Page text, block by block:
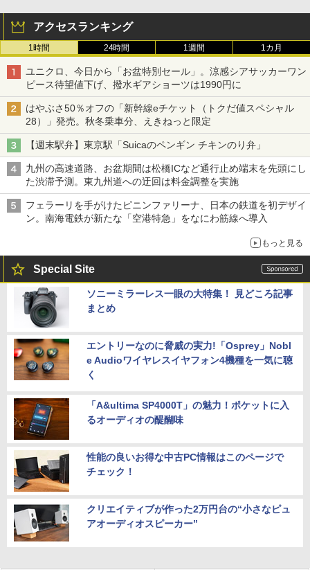
アクセスランキング
1時間 24時間 1週間 1カ月
ユニクロ、今日から「お盆特別セール」。涼感シアサッカーワン
ピース待望値下げ、撥水ギアショーツは1990円に
はやぶさ50％オフの「新幹線eチケット（トクだ値スペシャル
28）」発売。秋冬乗車分、えきねっと限定
【週末駅弁】東京駅「Suicaのペンギン チキンのり弁」
九州の高速道路、お盆期間は松橋ICなど通行止め端末を先頭にし
た渋滞予測。東九州道への迂回は料金調整を実施
フェラーリを手がけたピニンファリーナ、日本の鉄道を初デザイ
ン。南海電鉄が新たな「空港特急」をなにわ筋線へ導入
もっと見る
Special Site
ソニーミラーレス一眼の大特集！ 見どころ記事
まとめ
エントリーなのに脅威の実力!「Osprey」Nobl
e Audioワイヤレスイヤフォン4機種を一気に聴
く
「A&ultima SP4000T」の魅力！ポケットに入
るオーディオの醍醐味
性能の良いお得な中古PC情報はこのページで
チェック！
クリエイティブが作った2万円台の“小さなピュ
アオーディオスピーカー”